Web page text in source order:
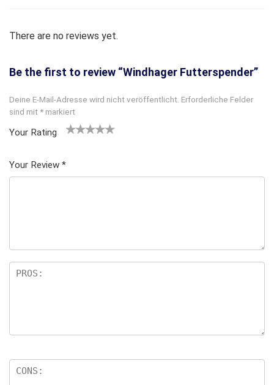
There are no reviews yet.
Be the first to review “Windhager Futterspender”
Deine E-Mail-Adresse wird nicht veröffentlicht. Erforderliche Felder
sind mit * markiert
Your Rating
o
rn
5 St
nen
n
Your Review *